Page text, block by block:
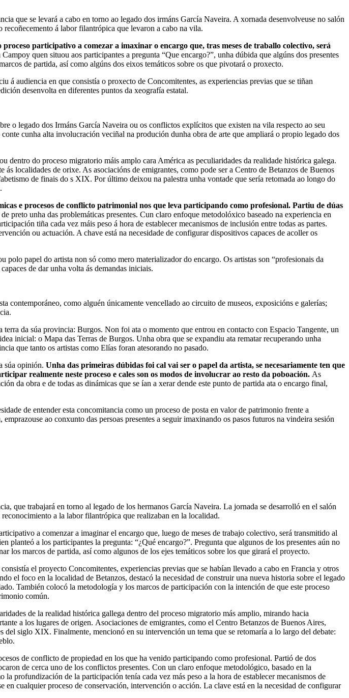
que se levará a cabo en torno ao legado dos irmáns García Naveira. A xornada desenvolveuse no salón
á labor filantrópica que levaron a cabo na vila.
participativo a comezar a imaxinar o encargo que, tras meses de traballo colectivo, será
quen situou aos participantes a pregunta “Que encargo?”, unha dúbida que algúns dos presentes
de partida, así como algúns dos eixos temáticos sobre os que pivotará o proxecto.
audiencia en que consistía o proxecto de Concomitentes, as experiencias previas que se tiñan
desenvolta en diferentes puntos da xeografía estatal.
o legado dos Irmáns García Naveira ou os conflictos explícitos que existen na vila respecto ao seu
cunha alta involucración veciñal na produción dunha obra de arte que ampliará o propio legado dos
do proceso migratorio máis amplo cara América as peculiaridades da realidade histórica galega.
localidades de orixe. As asociacións de emigrantes, como pode ser a Centro de Betanzos de Buenos
de finais do s XIX. Por último deixou na palestra unha vontade que sería retomada ao longo do
e procesos de conflicto patrimonial nos que leva participando como profesional. Partiu de dúas
preto unha das problemáticas presentes. Cun claro enfoque metodolóxico baseado na experiencia en
tiña cada vez máis peso á hora de establecer mecanismos de inclusión entre todas as partes.
ou actuación. A chave está na necesidade de configurar dispositivos capaces de acoller os
papel do artista non só como mero materializador do encargo. Os artistas son “profesionais da
de dar unha volta ás demandas iniciais.
contemporáneo, como alguén únicamente vencellado ao circuito de museos, exposicións e galerías;
da súa provincia: Burgos. Non foi ata o momento que entrou en contacto con Espacio Tangente, un
inicial: o Mapa das Terras de Burgos. Unha obra que se expandiu ata rematar recuperando unha
que tanto os artistas como Elías foran atesorando no pasado.
súa opinión. Unha das primeiras dúbidas foi cal vai ser o papel da artista, se necesariamente ten que
realmente neste proceso e cales son os modos de involucrar ao resto da poboación. As
da obra e de todas as dinámicas que se ían a xerar dende este punto de partida ata o encargo final,
de entender esta concomitancia como un proceso de posta en valor de patrimonio frente a
ao conxunto das persoas presentes a seguir imaxinando os pasos futuros na vindeira sesión
que trabajará en torno al legado de los hermanos García Naveira. La jornada se desarrolló en el salón
a la labor filantrópica que realizaban en la localidad.
a comenzar a imaginar el encargo que, luego de meses de trabajo colectivo, será transmitido al
a los participantes la pregunta: “¿Qué encargo?”. Pregunta que algunos de los presentes aún no
marcos de partida, así como algunos de los ejes temáticos sobre los que girará el proyecto.
el proyecto Concomitentes, experiencias previas que se habían llevado a cabo en Francia y otros
el foco en la localidad de Betanzos, destacó la necesidad de construir una nueva historia sobre el legado
También colocó la metodología y los marcos de participación con la intención de que este proceso
común.
de la realidad histórica gallega dentro del proceso migratorio más amplio, mirando hacia
a los lugares de origen. Asociaciones de emigrantes, como el Centro Betanzos de Buenos Aires,
siglo XIX. Finalmente, mencionó en su intervención un tema que se retomaría a lo largo del debate:
de conflicto de propiedad en los que ha venido participando como profesional. Partió de dos
de cerca uno de los conflictos presentes. Con un claro enfoque metodológico, basado en la
profundización de la participación tenía cada vez más peso a la hora de establecer mecanismos de
cualquier proceso de conservación, intervención o acción. La clave está en la necesidad de configurar